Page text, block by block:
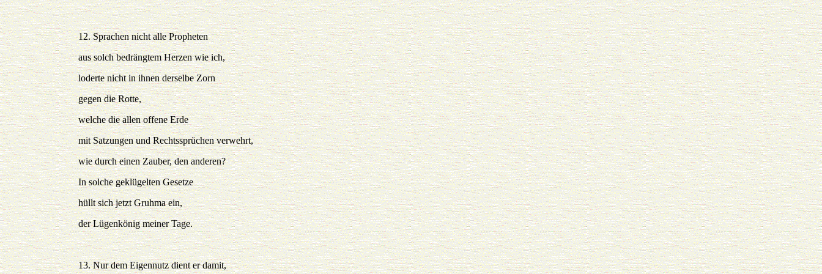
12. Sprachen nicht alle Propheten
aus solch bedrängtem Herzen wie ich,
loderte nicht in ihnen derselbe Zorn
gegen die Rotte,
welche die allen offene Erde
mit Satzungen und Rechtssprüchen verwehrt,
wie durch einen Zauber, den anderen?
In solche geklügelten Gesetze
hüllt sich jetzt Gruhma ein,
der Lügenkönig meiner Tage.
13. Nur dem Eigennutz dient er damit,